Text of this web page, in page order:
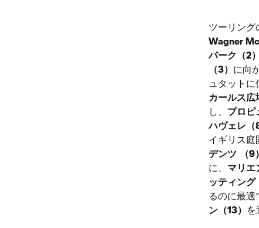
ツーリン
Wagner
パーク（2）
（3） に向
ュタット
カールス広
し、 プロピ
ハヴェレ（
イギリス
デンツ
（9）
に、 マリエ
ッティング
るのに最適
ン（13） を